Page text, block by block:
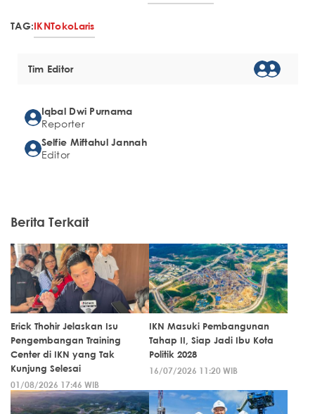
TAG:IKNTokoLaris
Tim Editor
Iqbal Dwi Purnama
Reporter
Selfie Miftahul Jannah
Editor
Berita Terkait
Erick Thohir Jelaskan Isu
Pengembangan Training
Center di IKN yang Tak
Kunjung Selesai
01/08/2026 17:46 WIB
IKN Masuki Pembangunan
Tahap II, Siap Jadi Ibu Kota
Politik 2028
16/07/2026 11:20 WIB